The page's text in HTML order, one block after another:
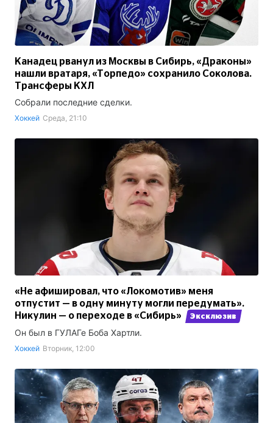
Канадец рванул из Москвы в Сибирь, «Драконы»
нашли вратаря, «Торпедо» сохранило Соколова.
Трансферы КХЛ
Собрали последние сделки.
Хоккей Среда, 21:10
«Не афишировал, что «Локомотив» меня
отпустит — в одну минуту могли передумать».
Никулин — о переходе в «Сибирь»
Эксклюзив
Он был в ГУЛАГе Боба Хартли.
Хоккей Вторник, 12:00